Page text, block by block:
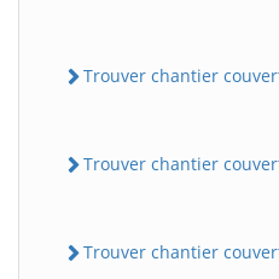
Trouver chantier
Trouver chantier
Trouver chantier